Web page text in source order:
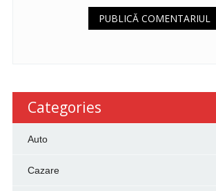
Categories
Auto
Cazare